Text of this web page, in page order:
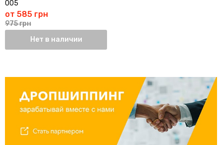
005
от 585 грн
975 грн
Нет в наличии